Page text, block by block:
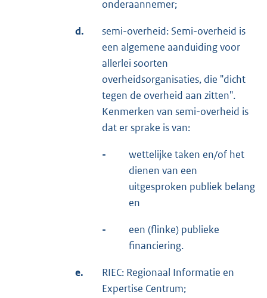
onderaannemer;
d.
semi-overheid: Semi-overheid is
een algemene aanduiding voor
allerlei soorten
overheidsorganisaties, die "dicht
tegen de overheid aan zitten".
Kenmerken van semi-overheid is
dat er sprake is van:
-
wettelijke taken en/of het
dienen van een
uitgesproken publiek belang
en
-
een (flinke) publieke
financiering.
e.
RIEC: Regionaal Informatie en
Expertise Centrum;